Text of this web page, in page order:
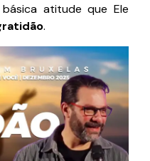
atitude que Ele
.